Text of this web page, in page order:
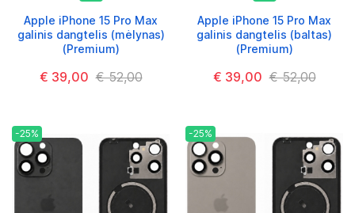
Apple iPhone 15 Pro Max
galinis dangtelis (mėlynas)
(Premium)
€ 39,00 € 52,00
Apple iPhone 15 Pro Max
galinis dangtelis (baltas)
(Premium)
€ 39,00 € 52,00
-25% -25%